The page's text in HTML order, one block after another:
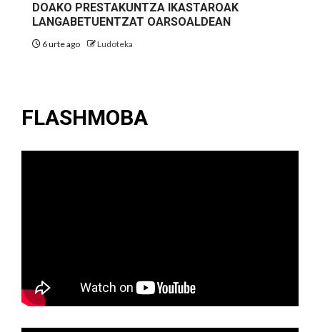
DOAKO PRESTAKUNTZA IKASTAROAK
LANGABETUENTZAT OARSOALDEAN
6 urte ago Ludoteka
FLASHMOBA